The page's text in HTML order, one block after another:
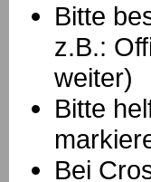
Bitte
z.B.:
weiter)
Bitte
Bei